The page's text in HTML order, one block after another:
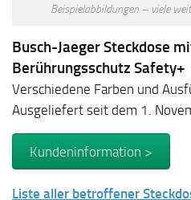
Beispielabbildungen – viele
Busch-Jaeger Steckdose
Berührungsschutz Safety+
Verschiedene Farben und
Ausgeliefert seit dem 1.
Kundeninformation >
Liste aller betroffener